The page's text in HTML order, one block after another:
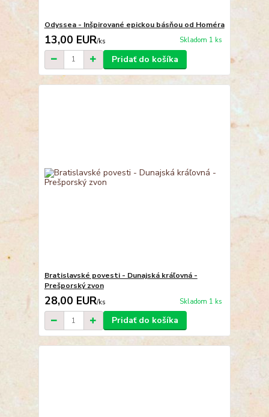
Odyssea - Inšpirované epickou básňou od Homéra
13,00 EUR/ks Skladom 1 ks
Pridať do košíka
Bratislavské povesti - Dunajská kráľovná -
Prešporský zvon
28,00 EUR/ks Skladom 1 ks
Pridať do košíka